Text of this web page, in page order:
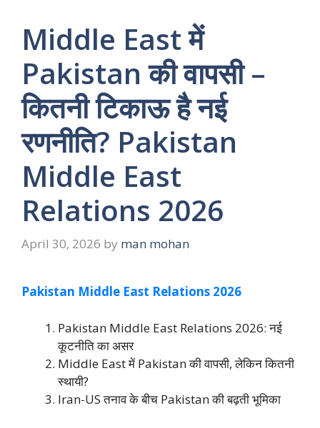
Middle East में
Pakistan की वापसी –
कितनी टिकाऊ है नई
रणनीति? Pakistan
Middle East
Relations 2026
April 30, 2026 by man mohan
Pakistan Middle East Relations 2026
Pakistan Middle East Relations 2026: नई
कूटनीति का असर
Middle East में Pakistan की वापसी, लेकिन कितनी
स्थायी?
Iran-US तनाव के बीच Pakistan की बढ़ती भूमिका